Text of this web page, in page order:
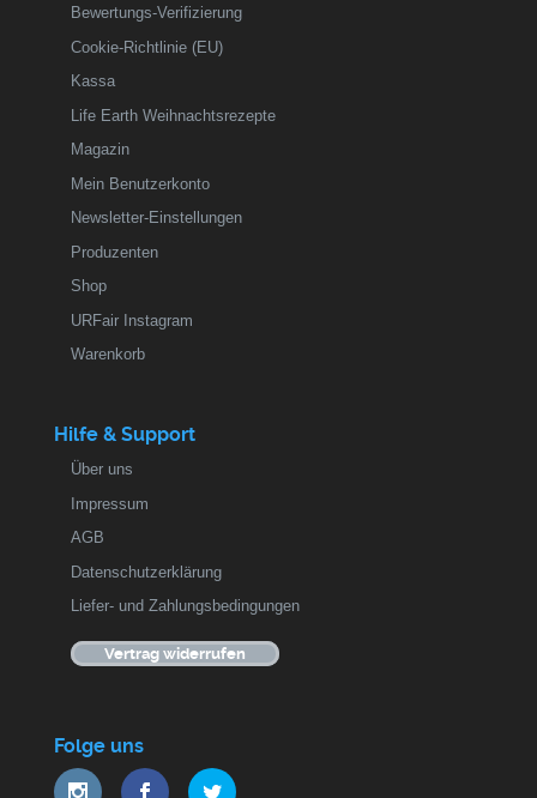
Bewertungs-Verifizierung
Cookie-Richtlinie (EU)
Kassa
Life Earth Weihnachtsrezepte
Magazin
Mein Benutzerkonto
Newsletter-Einstellungen
Produzenten
Shop
URFair Instagram
Warenkorb
Hilfe & Support
Über uns
Impressum
AGB
Datenschutzerklärung
Liefer- und Zahlungsbedingungen
Vertrag widerrufen
Folge uns